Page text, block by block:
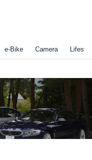
e-Bike Camera